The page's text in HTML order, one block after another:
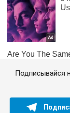
Подписывайся